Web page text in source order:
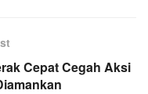
Cepat Cegah Aksi